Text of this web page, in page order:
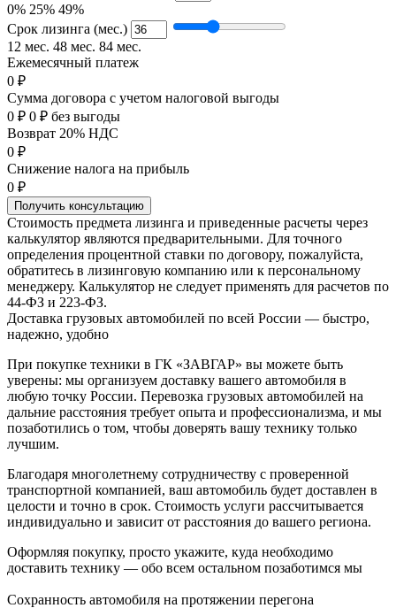
0% 25% 49%
Срок лизинга (мес.)
12 мес. 48 мес. 84 мес.
Ежемесячный платеж
0 ₽
Сумма договора с учетом налоговой выгоды
0 ₽ 0 ₽ без выгоды
Возврат 20% НДС
0 ₽
Снижение налога на прибыль
0 ₽
Получить консультацию
Стоимость предмета лизинга и приведенные расчеты через
калькулятор являются предварительными. Для точного
определения процентной ставки по договору, пожалуйста,
обратитесь в лизинговую компанию или к персональному
менеджеру. Калькулятор не следует применять для расчетов по
44-ФЗ и 223-ФЗ.
Доставка грузовых автомобилей по всей России — быстро,
надежно, удобно
При покупке техники в ГК «ЗАВГАР» вы можете быть
уверены: мы организуем доставку вашего автомобиля в
любую точку России. Перевозка грузовых автомобилей на
дальние расстояния требует опыта и профессионализма, и мы
позаботились о том, чтобы доверять вашу технику только
лучшим.
Благодаря многолетнему сотрудничеству с проверенной
транспортной компанией, ваш автомобиль будет доставлен в
целости и точно в срок. Стоимость услуги рассчитывается
индивидуально и зависит от расстояния до вашего региона.
Оформляя покупку, просто укажите, куда необходимо
доставить технику — обо всем остальном позаботимся мы
Сохранность автомобиля на протяжении перегона